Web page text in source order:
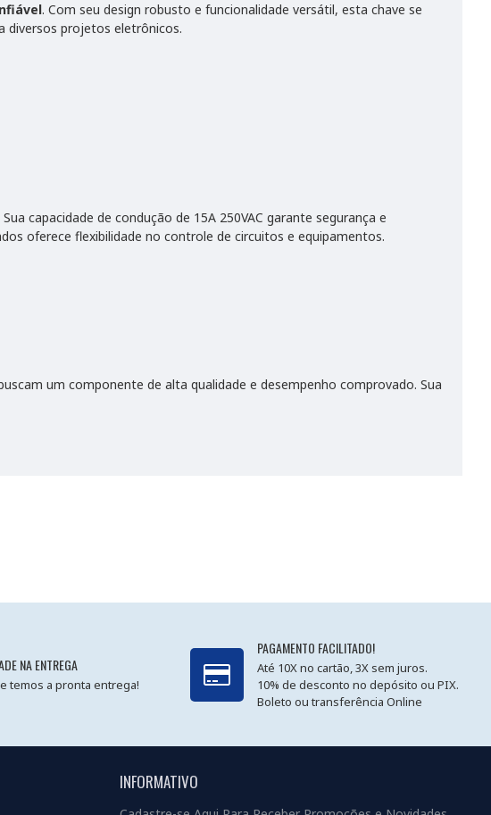
. Com seu design robusto e funcionalidade versátil, esta chave se
diversos projetos eletrônicos.
capacidade de condução de 15A 250VAC garante segurança e
oferece flexibilidade no controle de circuitos e equipamentos.
um componente de alta qualidade e desempenho comprovado. Sua
NA ENTREGA
temos a pronta entrega!
PAGAMENTO FACILITADO!
Até 10X no cartão, 3X sem juros.
10% de desconto no depósito ou PIX.
Boleto ou transferência Online
INFORMATIVO